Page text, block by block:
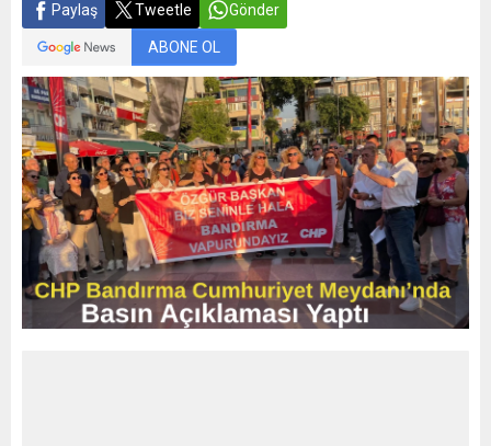
Paylaş Tweetle Gönder
ABONE OL